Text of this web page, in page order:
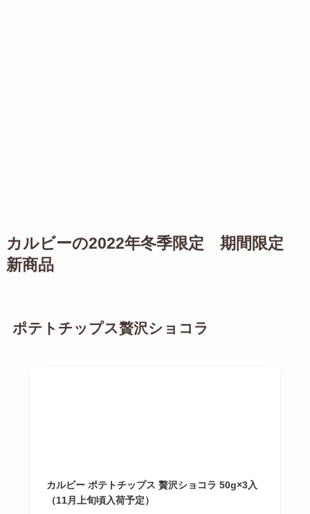
カルビーの2022年冬季限定 期間限定
新商品
ポテトチップス贅沢ショコラ
カルビー ポテトチップス 贅沢ショコラ 50g×3入
（11月上旬頃入荷予定）